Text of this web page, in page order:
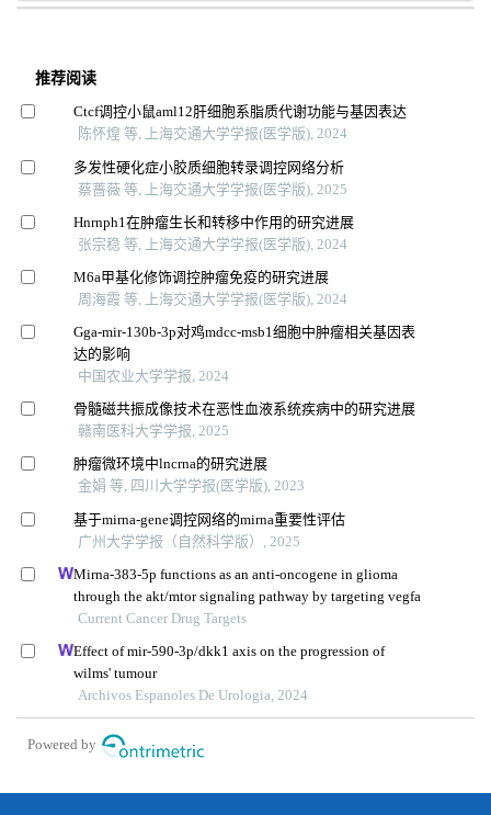
推荐阅读
Ctcf调控小鼠aml12肝细胞系脂质代谢功能与基因表达
陈怀煌 等, 上海交通大学学报(医学版), 2024
多发性硬化症小胶质细胞转录调控网络分析
蔡蔷薇 等, 上海交通大学学报(医学版), 2025
Hnrnph1在肿瘤生长和转移中作用的研究进展
张宗稳 等, 上海交通大学学报(医学版), 2024
M6a甲基化修饰调控肿瘤免疫的研究进展
周海霞 等, 上海交通大学学报(医学版), 2024
Gga-mir-130b-3p对鸡mdcc-msb1细胞中肿瘤相关基因表
达的影响
中国农业大学学报, 2024
骨髓磁共振成像技术在恶性血液系统疾病中的研究进展
赣南医科大学学报, 2025
肿瘤微环境中lncrna的研究进展
金娟 等, 四川大学学报(医学版), 2023
基于mirna-gene调控网络的mirna重要性评估
广州大学学报（自然科学版）, 2025
Mirna-383-5p functions as an anti-oncogene in glioma
through the akt/mtor signaling pathway by targeting vegfa
Current Cancer Drug Targets
Effect of mir-590-3p/dkk1 axis on the progression of
wilms' tumour
Archivos Espanoles De Urologia, 2024
Powered by